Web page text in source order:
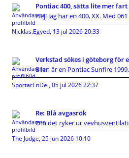
Pontiac 400, sätta lite mer
Hej! Jag har en 400, XX. Med
Nicklas.Egyed, 13 jul 2026 20:33
Verkstad sökes i göteborg för
Bilen är en Pontiac Sunfire
SportarEnDel, 05 jul 2026 22:37
Re: Blå avgasrök
Om det ryker ur
The Judge, 25 jun 2026 10:10